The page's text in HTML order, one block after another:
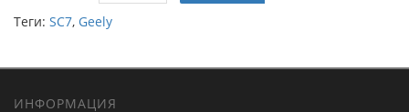
Теги: SC7, Geely
ИНФОРМАЦИЯ